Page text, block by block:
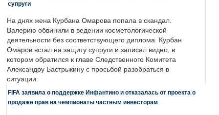
супруги
На днях жена Курбана Омарова попала в скандал.
Валерию обвинили в ведении косметологической
деятельности без соответствующего диплома. Курбан
Омаров встал на защиту супруги и записал видео, в
котором обратился к главе Следственного Комитета
Александру Бастрыкину с просьбой разобраться в
ситуации.
FIFA заявила о поддержке Инфантино и отказалась от проекта о
продаже прав на чемпионаты частным инвесторам